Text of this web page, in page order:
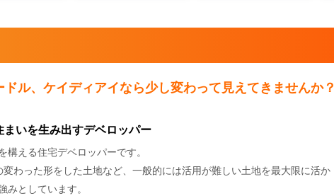
ル、ケイディアイなら少し変わって見えてきませんか？
いを生み出すデベロッパー
える住宅デベロッパーです。
わった形をした土地など、一般的には活用が難しい土地を最大限に活か
みとしています。